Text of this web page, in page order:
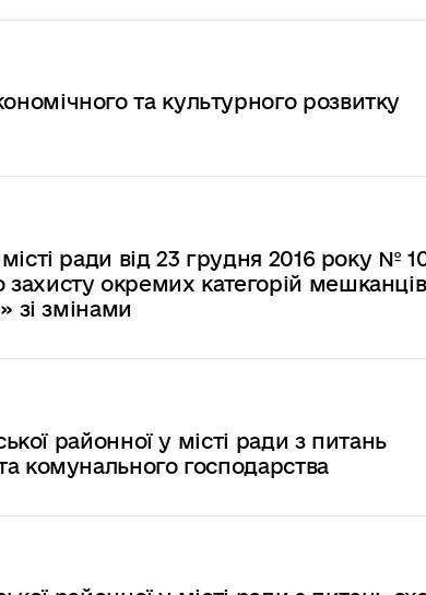
та культурного розвитку
ради від 23 грудня 2016 року №
окремих категорій мешканців
зі змінами
районної у місті ради з питань
комунального господарства